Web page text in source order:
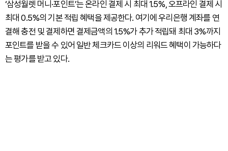
‘삼성월렛 머니·포인트’는 온라인 결제 시 최대 1.5%, 오프라인 결제 시
최대 0.5%의 기본 적립 혜택을 제공한다. 여기에 우리은행 계좌를 연
결해 충전 및 결제하면 결제금액의 1.5%가 추가 적립돼 최대 3%까지
포인트를 받을 수 있어 일반 체크카드 이상의 리워드 혜택이 가능하다
는 평가를 받고 있다.